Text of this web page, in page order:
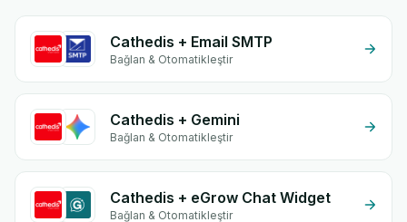
Cathedis + Email SMTP
Bağlan & Otomatikleştir
Cathedis + Gemini
Bağlan & Otomatikleştir
Cathedis + eGrow Chat Widget
Bağlan & Otomatikleştir